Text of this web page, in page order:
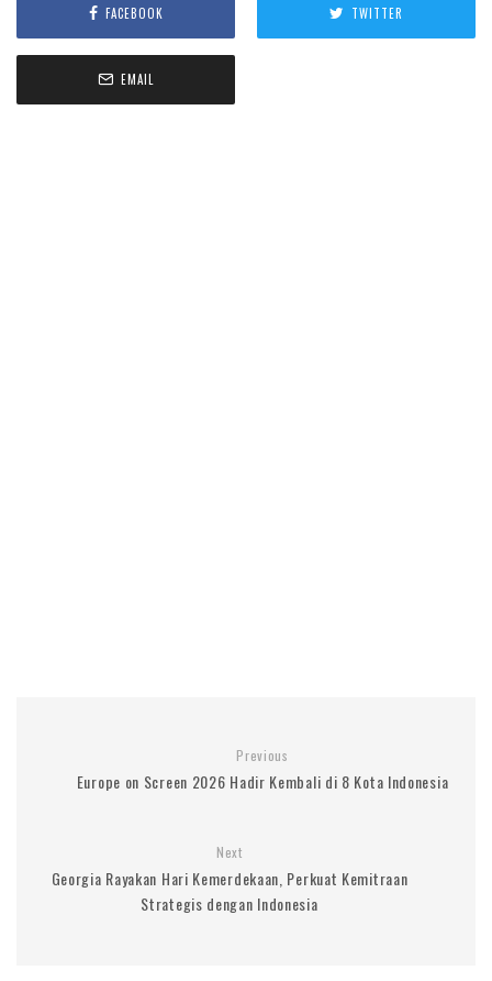
FACEBOOK TWITTER
EMAIL
Previous
Europe on Screen 2026 Hadir Kembali di 8 Kota Indonesia
Next
Georgia Rayakan Hari Kemerdekaan, Perkuat Kemitraan
Strategis dengan Indonesia